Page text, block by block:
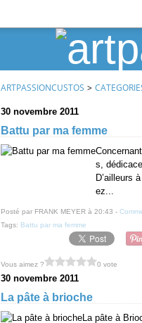
ARTPASSIONCUSTOS >
30 novembre 2011
Battu par ma femme
s,
D’ailleurs
ez...
Posté par FRANK MEYER à 20:43 -
Tags: Battu par ma femme
Vous aimez ? 0 vote
30 novembre 2011
La pâte à brioche
La pâte à